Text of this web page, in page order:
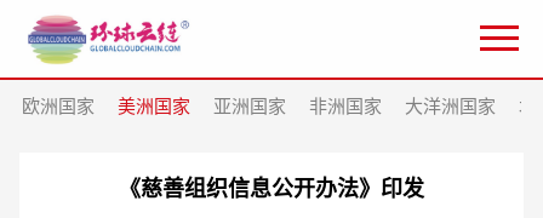
欧洲国家 美洲国家 亚洲国家 非洲国家 大洋洲国家 北
《慈善组织信息公开办法》印发